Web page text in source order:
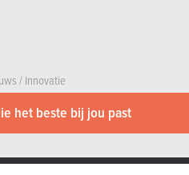
/Innovatie
het beste bij jou past